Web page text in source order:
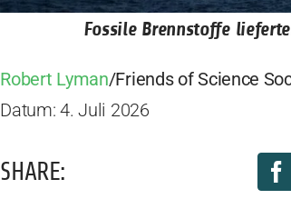
Fossile Brennstoffe
Robert Lyman/Friends of Science
Datum: 4. Juli 2026
SHARE: